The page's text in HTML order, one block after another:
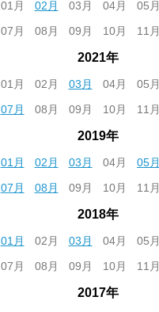
01月 02月 03月 04月 05月
07月
08月 09月 10月 11月
2021年
01月 02月 03月 04月 05月
07月
08月 09月 10月 11月
2019年
01月 02月 03月 04月 05月
07月
08月 09月 10月 11月
2018年
01月 02月 03月 04月 05月
07月
08月 09月 10月 11月
2017年